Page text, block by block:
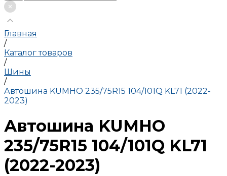
Главная
/
Каталог товаров
/
Шины
/
Автошина KUMHO 235/75R15 104/101Q KL71 (2022-
2023)
Автошина KUMHO
235/75R15 104/101Q KL71
(2022-2023)